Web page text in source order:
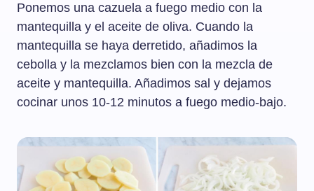
Ponemos una cazuela a fuego medio con la
mantequilla y el aceite de oliva. Cuando la
mantequilla se haya derretido, añadimos la
cebolla y la mezclamos bien con la mezcla de
aceite y mantequilla. Añadimos sal y dejamos
cocinar unos 10-12 minutos a fuego medio-bajo.